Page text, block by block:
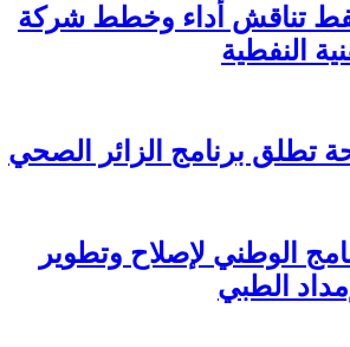
تناقش أداء وخطط شركة
النفطية
تطلق برنامج الزائر الصحي
الوطني لإصلاح وتطوير
الطبي